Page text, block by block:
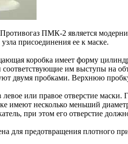
ПМК-2 является
присоединения ее к маске.
коробка имеет форму
соответствующие им выступы на
двумя пробками. Верхнюю
или правое отверстие
имеют несколько меньший
при этом его отверстие
для предотвращения плотного